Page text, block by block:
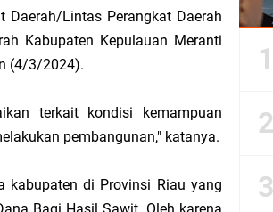
Pensiun ASN melalui Sinergi dengan BRK Syariah
Hijau Beri Penghargaan kepada Kapolda Riau
Penipuan Terpa Bidang Saspras Disdik Kepulauan
Daerah/Lintas Perangkat Daerah
Kabupaten Kepulauan Meranti
(4/3/2024).
terkait kondisi kemampuan
pembangunan," katanya.
kabupaten di Provinsi Riau yang